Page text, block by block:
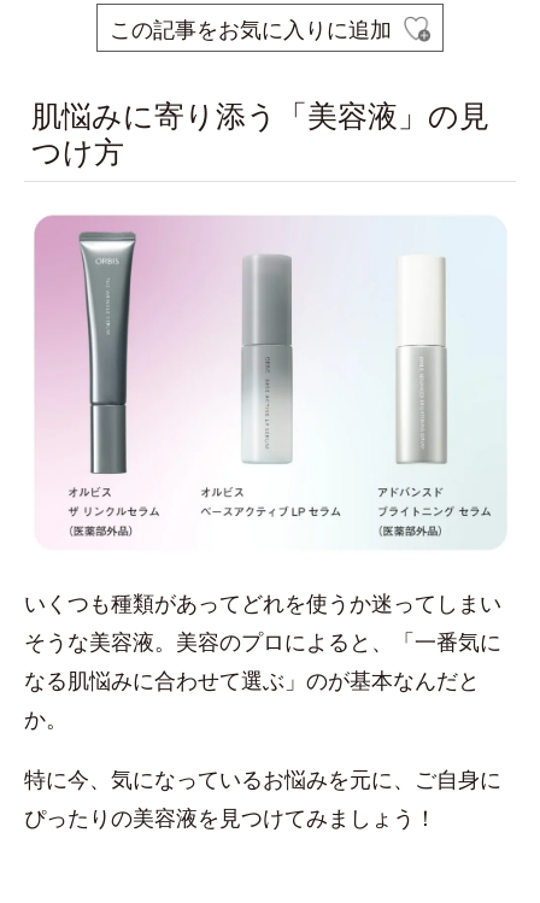
この記事をお気に入りに追加
肌悩みに寄り添う「美容液」の見
つけ方
いくつも種類があってどれを使うか迷ってしまい
そうな美容液。美容のプロによると、「一番気に
なる肌悩みに合わせて選ぶ」のが基本なんだと
か。
特に今、気になっているお悩みを元に、ご自身に
ぴったりの美容液を見つけてみましょう！